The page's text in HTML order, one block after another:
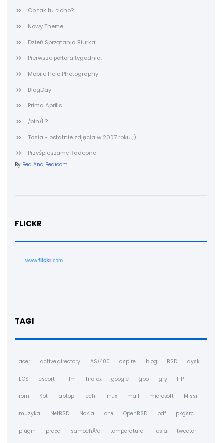
Co tak tu cicho?
Nowy Theme
Dzień Sprzątania Biurka!
Pierwsze półtora tygodnia.
Mobile Hero Photography
BlogDay
Prima Aprilis
/bin/l ?
Tosia - ostatnie zdjęcia w 2007 roku ;)
Przyśpieszamy Radeona
By Bed And Bedroom
FLICKR
www.flickr.com
TAGI
acer active directory AS/400 aspire blog BSD dysk
EOS escort Film firefox google gpo gry HP
ibm Kot laptop lech linux mail microsoft Missi
muzyka NetBSD Nokia one OpenBSD pdf pkgsrc
plugin praca samochÃ³d temperatura Tosia tweeter